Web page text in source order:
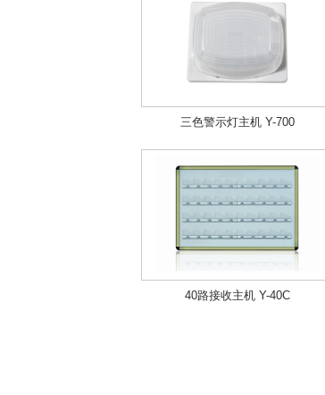
三色警示灯主机 Y-700
40路接收主机 Y-40C